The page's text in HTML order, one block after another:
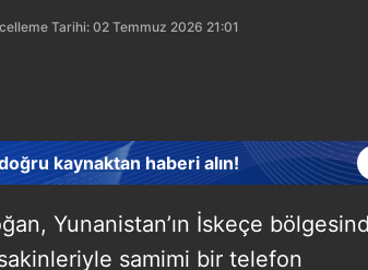
Tarihi: 02 Temmuz 2026 21:01
kaynaktan haberi alın!
Yunanistan’ın İskeçe
samimi bir telefon